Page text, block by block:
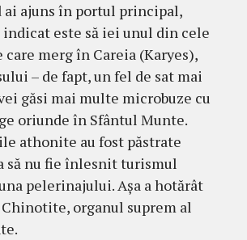
ai ajuns în portul principal,
este să iei unul din cele
care merg în Careia (Ka­ryes),
– de fapt, un fel de sat mai
găsi mai multe microbuze cu
oriunde în Sfântul Munte.
athonite au fost păstrate
să nu fie înles­nit turismul
pele­rinajului. Aşa a hotărât
organul suprem al